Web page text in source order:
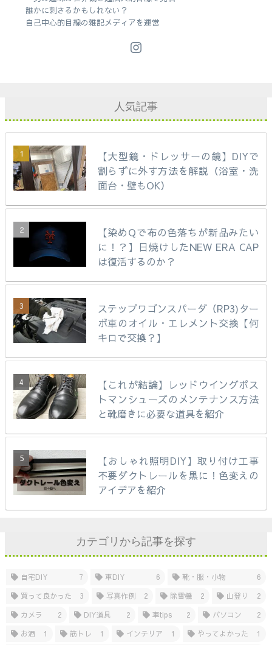
誰かに刺さるかもしれない？
自己中心的目線の雑記メディアを運営
人気記事
【大型鏡・ドレッサーの鏡】DIYで
割らずに外す方法を解説（浴室・洗
面台・壁もOK）
【染めQで布の色落ちが新品みたい
に！？】日焼けしたNEW ERA CAP
は復活するのか？
ステップワゴンスパーダ（RP3)ター
ボ車のオイル・エレメント交換【何
キロで交換？】
【これが結論】レッドウイングポス
トマンシューズのメンテナンス方法
と靴磨きに必要な道具を紹介
【おしゃれ照明DIY】取り付け工事
不要ダクトレールを黒に！色変えの
アイデアを紹介
カテゴリから記事を探す
自宅DIY 7 車DIY 6 靴・服・小物
6
買って良かった
3 写真作例 2 除雪機 2 山登り
2
カメラ
2 DIY道具 2 車tips 2 パソコン
2
お酒
1 筋トレ 1 インテリア 1 やってよかった 1